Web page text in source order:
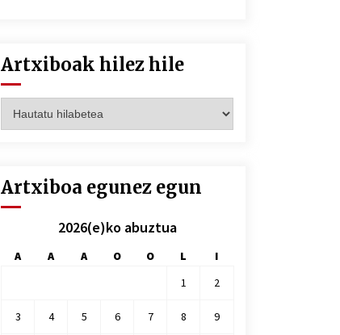
Artxiboak hilez hile
hilez
Artxiboa egunez egun
2026(e)ko abuztua
A A A O O L
I
1
2
3 4 5 6 7 8 9